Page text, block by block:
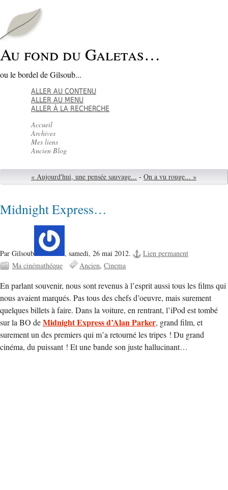
Au fond du Galetas…
ou le bordel de Gilsoub...
ALLER AU CONTENU
ALLER AU MENU
ALLER À LA RECHERCHE
Accueil
Archives
Mes liens
Ancien Blog
« Aujourd'hui, une pensée sauvage... - On a vu rouge... »
Midnight Express…
Par Gilsoub , samedi, 26 mai 2012.
Lien permanent
Ma cinémathéque
Ancien Cinema
En parlant souvenir, nous sont revenus à l’esprit aussi tous les films qui
nous avaient marqués. Pas tous des chefs d’oeuvre, mais surement
quelques billets à faire. Dans la voiture, en rentrant, l’iPod est tombé
sur la BO deMidnight Express d’Alan Parker, grand film, et
surement un des premiers qui m’a retourné les tripes ! Du grand
cinéma, du puissant ! Et une bande son juste hallucinant…